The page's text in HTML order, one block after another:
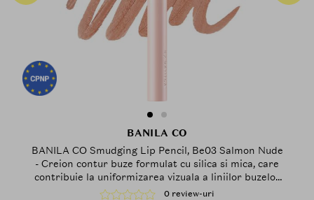
BANILA CO
BANILA CO Smudging Lip Pencil, Be03 Salmon Nude
- Creion contur buze formulat cu silica si mica, care
contribuie la uniformizarea vizuala a liniilor buzelor
si la mentinerea confortului pe buze
0 review-uri